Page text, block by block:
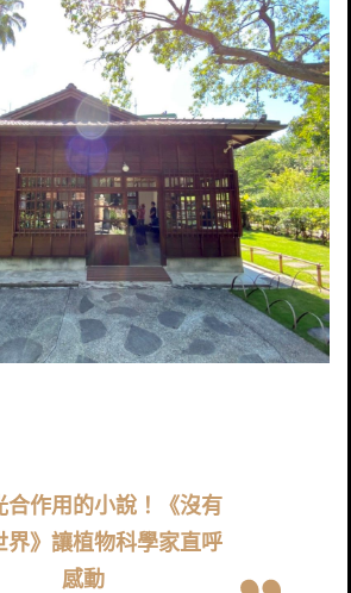
合作用的小說！《沒有
界》讓植物科學家直呼
感動